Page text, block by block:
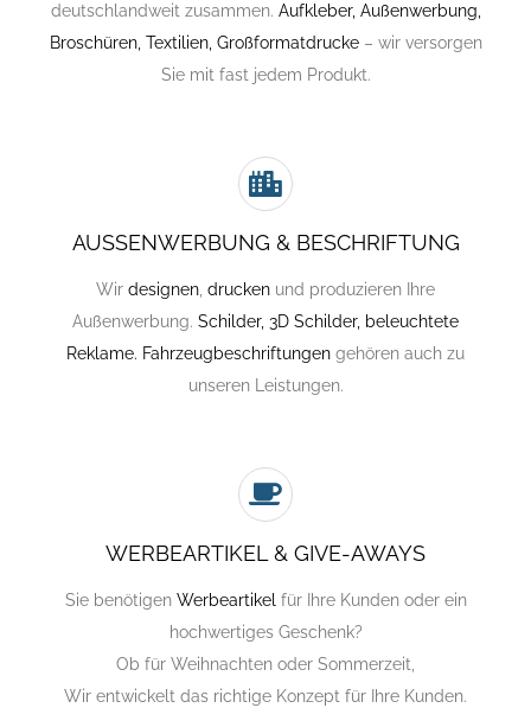
deutschlandweit zusammen. Aufkleber, Außenwerbung,
Broschüren, Textilien, Großformatdrucke– wir versorgen
Sie mit fast jedem Produkt.
AUSSENWERBUNG & BESCHRIFTUNG
Wir designen drucken und produzieren Ihre
Außenwerbung. Schilder, 3D Schilder, beleuchtete
Reklame. Fahrzeugbeschriftungen gehören auch zu
unseren Leistungen.
WERBEARTIKEL & GIVE-AWAYS
Sie benötigen Werbeartikel für Ihre Kunden oder ein
hochwertiges Geschenk?
Ob für Weihnachten oder Sommerzeit,
Wir entwickelt das richtige Konzept für Ihre Kunden.